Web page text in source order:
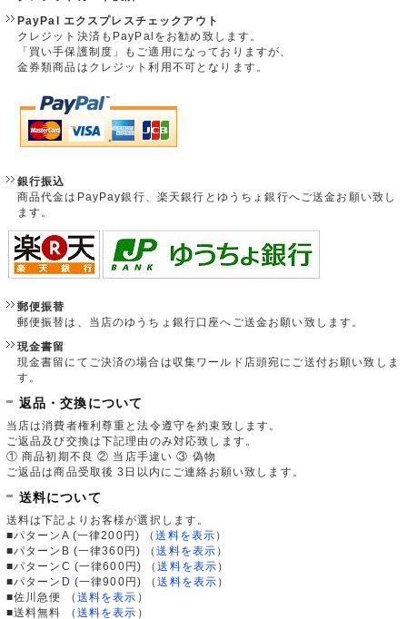
PayPal エクスプレスチェックアウト
クレジット決済もPayPalをお勧め致します。
「買い手保護制度」もご適用になっておりますが、
金券類商品はクレジット利用不可となります。
銀行振込
商品代金はPayPay銀行、楽天銀行とゆうちょ銀行へご送金お願い致し
ます。
郵便振替
郵便振替は、当店のゆうちょ銀行口座へご送金お願い致します。
現金書留
現金書留にてご決済の場合は収集ワールド店頭宛にご送付お願い致しま
す。
返品・交換について
当店は消費者権利尊重と法令遵守を約束致します。
ご返品及び交換は下記理由のみ対応致します。
① 商品初期不良 ② 当店手違い ③ 偽物
ご返品は商品受取後 3日以内にご連絡お願い致します。
送料について
送料は下記よりお客様が選択します。
■パターンA (一律200円)
（送料を表示 ）
■パターンB (一律360円)
（送料を表示 ）
■パターンC (一律600円)
（送料を表示 ）
■パターンD (一律900円)
（送料を表示 ）
■佐川急便
（ 送料を表示 ）
■送料無料
（ 送料を表示 ）